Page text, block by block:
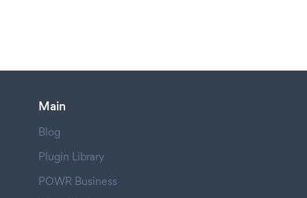
Main
Blog
Plugin Library
POWR Business